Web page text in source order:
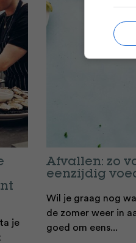
je
Afvallen: zo
eenzijdig
Wil je graag nog
de zomer weer in
goed om eens...